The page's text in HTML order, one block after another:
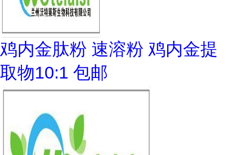
鸡内金肽粉 速溶粉 鸡内金提
取物10:1 包邮